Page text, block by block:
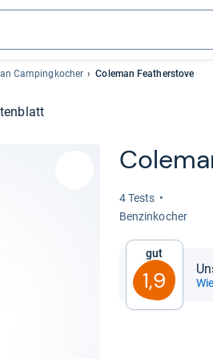
Campingkocher Coleman Featherstove
4 Tests
Ben­zin­ko­cher
Gut
1,9